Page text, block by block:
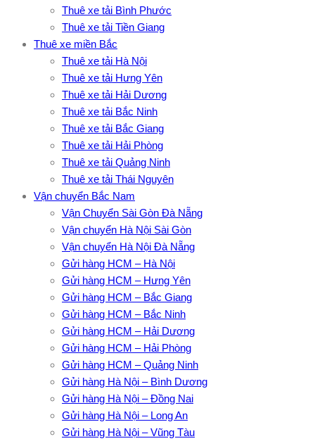
Thuê xe tải Bình Phước
Thuê xe tải Tiền Giang
Thuê xe miền Bắc
Thuê xe tải Hà Nội
Thuê xe tải Hưng Yên
Thuê xe tải Hải Dương
Thuê xe tải Bắc Ninh
Thuê xe tải Bắc Giang
Thuê xe tải Hải Phòng
Thuê xe tải Quảng Ninh
Thuê xe tải Thái Nguyên
Vận chuyển Bắc Nam
Vận Chuyển Sài Gòn Đà Nẵng
Vận chuyển Hà Nội Sài Gòn
Vận chuyển Hà Nội Đà Nẵng
Gửi hàng HCM – Hà Nội
Gửi hàng HCM – Hưng Yên
Gửi hàng HCM – Bắc Giang
Gửi hàng HCM – Bắc Ninh
Gửi hàng HCM – Hải Dương
Gửi hàng HCM – Hải Phòng
Gửi hàng HCM – Quảng Ninh
Gửi hàng Hà Nội – Bình Dương
Gửi hàng Hà Nội – Đồng Nai
Gửi hàng Hà Nội – Long An
Gửi hàng Hà Nội – Vũng Tàu